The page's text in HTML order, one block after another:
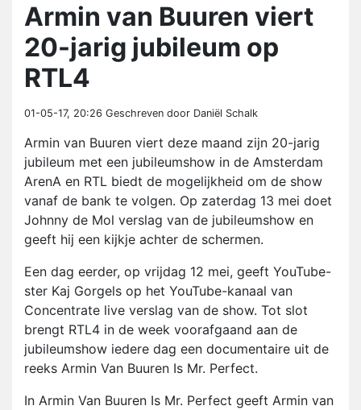
Armin van Buuren viert
20-jarig jubileum op
RTL4
01-05-17, 20:26 Geschreven door Daniël Schalk
Armin van Buuren viert deze maand zijn 20-jarig
jubileum met een jubileumshow in de Amsterdam
ArenA en RTL biedt de mogelijkheid om de show
vanaf de bank te volgen. Op zaterdag 13 mei doet
Johnny de Mol verslag van de jubileumshow en
geeft hij een kijkje achter de schermen.
Een dag eerder, op vrijdag 12 mei, geeft YouTube-
ster Kaj Gorgels op het YouTube-kanaal van
Concentrate live verslag van de show. Tot slot
brengt RTL4 in de week voorafgaand aan de
jubileumshow iedere dag een documentaire uit de
reeks Armin Van Buuren Is Mr. Perfect.
In Armin Van Buuren Is Mr. Perfect geeft Armin van